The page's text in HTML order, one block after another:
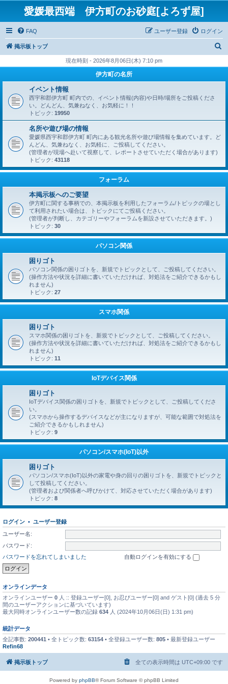
愛媛最西端 伊方町のお砂庭[よろず屋]
FAQ ログイン
ユーザー登録
掲示板トップ
現在時刻 - 2026年8月06日(木) 7:10 pm
伊方町の名所
イベント情報
西宇和郡伊方町 町内での、イベント情報(内容)や日時/場所をご投稿くださ
い。どんどん、気兼ねなく、お気軽に！！
トピック: 19950
名所や遊び場の情報
愛媛県西宇和郡伊方町 町内にある観光名所や遊び場情報を集めています。ど
んどん、気兼ねなく、お気軽に、ご投稿してください。
(管理者が現場へ赴いて視察して、レポートさせていただく場合があります)
トピック: 43118
フォーラム
本掲示板へのご要望
伊方町に関する事柄での、本掲示板を利用したフォーラム/トピックの場とし
て利用されたい場合は、トピックにてご投稿ください。
(管理者が判断し、カテゴリーやフォーラムを新設させていただきます。)
トピック: 30
パソコン関係
困りゴト
パソコン関係の困りゴトを、新規でトピックとして、ご投稿してください。
(操作方法や状況を詳細に書いていただければ、対処法をご紹介できるかもし
れません)
トピック: 27
スマホ関係
困りゴト
スマホ関係の困りゴトを、新規でトピックとして、ご投稿してください。
(操作方法や状況を詳細に書いていただければ、対処法をご紹介できるかもし
れません)
トピック: 11
IoTデバイス関係
困りゴト
IoTデバイス関係の困りゴトを、新規でトピックとして、ご投稿してくださ
い。
(スマホから操作するデバイスなどが主になりますが、可能な範囲で対処法を
ご紹介できるかもしれません)
トピック: 9
パソコン/スマホ(IoT)以外
困りゴト
パソコン/スマホ(IoT)以外の家電や身の回りの困りゴトを、新規でトピックと
して投稿してください。
(管理者および関係者へ呼びかけて、対応させていただく場合があります)
トピック: 8
ログイン • ユーザー登録
ユーザー名:
パスワード:
パスワードを忘れてしまいました
自動ログインを有効にする
オンラインデータ
オンラインユーザー 0 人 :: 登録ユーザー[0], お忍びユーザー[0] and ゲスト[0] (過去 5 分
間のユーザーアクションに基づいています)
最大同時オンラインユーザー数の記録 634 人 (2024年10月06日(日) 1:31 pm)
統計データ
全記事数: 200441 • 全トピック数: 63154 • 全登録ユーザー数: 805 • 最新登録ユーザー
Refin68
掲示板トップ 全ての表示時間は UTC+09:00 です
Powered by phpBB® Forum Software © phpBB Limited